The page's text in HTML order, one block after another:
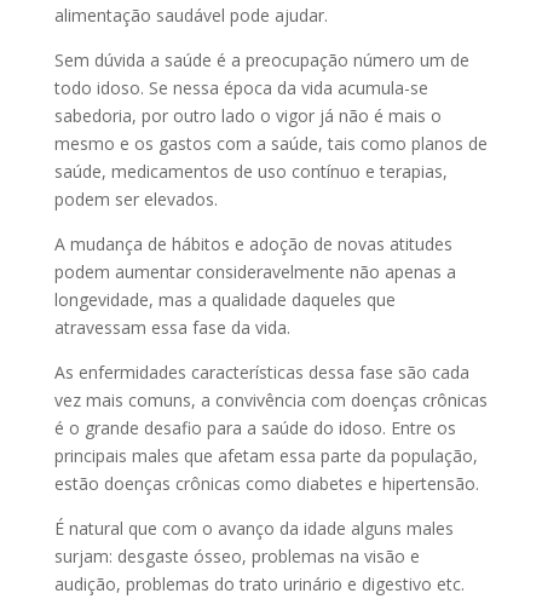
alimentação saudável pode ajudar.
Sem dúvida a saúde é a preocupação número um de
todo idoso. Se nessa época da vida acumula-se
sabedoria, por outro lado o vigor já não é mais o
mesmo e os gastos com a saúde, tais como planos de
saúde, medicamentos de uso contínuo e terapias,
podem ser elevados.
A mudança de hábitos e adoção de novas atitudes
podem aumentar consideravelmente não apenas a
longevidade, mas a qualidade daqueles que
atravessam essa fase da vida.
As enfermidades características dessa fase são cada
vez mais comuns, a convivência com doenças crônicas
é o grande desafio para a saúde do idoso. Entre os
principais males que afetam essa parte da população,
estão doenças crônicas como diabetes e hipertensão.
É natural que com o avanço da idade alguns males
surjam: desgaste ósseo, problemas na visão e
audição, problemas do trato urinário e digestivo etc.